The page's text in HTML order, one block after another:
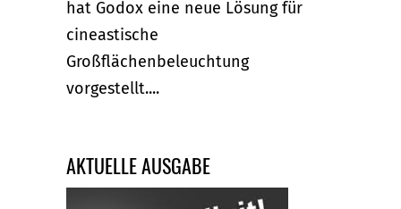
hat Godox eine neue Lösung für
cineastische
Großflächenbeleuchtung
vorgestellt....
AKTUELLE AUSGABE